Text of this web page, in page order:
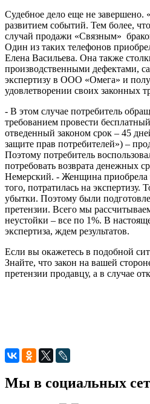
Судебное дело еще не завершено.
развитием событий. Тем более,
случай продажи «Связным»
Один из таких телефонов
Елена Васильева. Она также
производственными дефектами,
экспертизу в ООО «Омега» и
удовлетворении своих законных
- В этом случае потребитель
требованием провести
отведенный законом срок – 45
защите прав потребителей») –
Поэтому потребитель
потребовать возврата денежных
Немерский. - Женщина приобрела
того, потратилась на экспертизу.
убытки. Поэтому были
претензии. Всего мы
неустойки – все по 1%. В
экспертиза, ждем результатов.
Если вы окажетесь в подобной
Знайте, что закон на вашей
претензии продавцу, а в случае
Мы в социальных